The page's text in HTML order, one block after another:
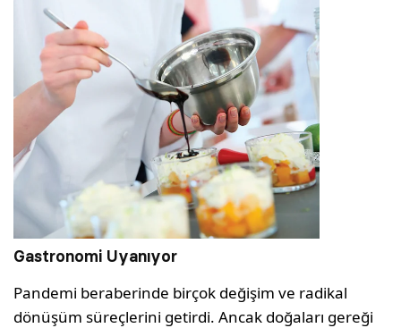
Gastronomi Uyanıyor
Pandemi beraberinde birçok değişim ve radikal
dönüşüm süreçlerini getirdi. Ancak doğaları gereği